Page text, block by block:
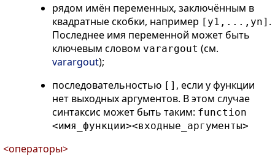
рядом имён переменных, заключённым в
квадратные скобки, например [y1,...,yn] .
Последнее имя переменной может быть
ключевым словом varargout (см.
varargout);
последовательностью [] , если у функции
нет выходных аргументов. В этом случае
синтаксис может быть таким: function
<имя_функции><входные_аргументы>
<операторы>